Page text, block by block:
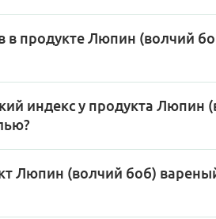
в продукте Люпин (волчий
индекс у продукта Люпин
Люпин (волчий боб)